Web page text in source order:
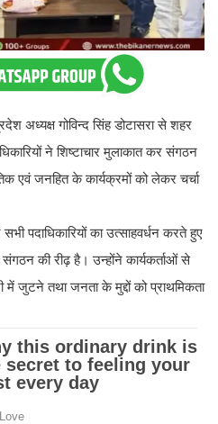
अध्यक्ष गोविन्द सिंह डोटासरा से शहर
ने शिष्टाचार मुलाकात कर संगठन
एवं जनहित के कार्यक्रमों को लेकर चर्चा
पदाधिकारियों का उत्साहवर्धन करते हुए
की रीढ़ है। उन्होंने कार्यकर्ताओं से
में जुटने तथा जनता के मुद्दों को प्राथमिकता